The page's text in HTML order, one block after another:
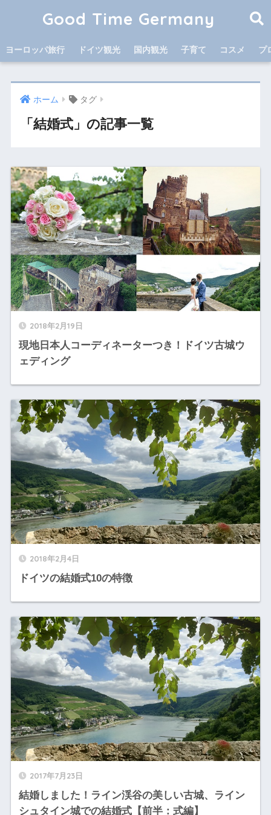
Good Time Germany
ヨーロッパ旅行 ドイツ観光 国内観光 子育て コスメ プ
ホーム タグ
「結婚式」の記事一覧
2018年2月19日
現地日本人コーディネーターつき！ドイツ古城ウ
ェディング
2018年2月4日
ドイツの結婚式10の特徴
2017年7月23日
結婚しました！ライン渓谷の美しい古城、ライン
シュタイン城での結婚式【前半：式編】